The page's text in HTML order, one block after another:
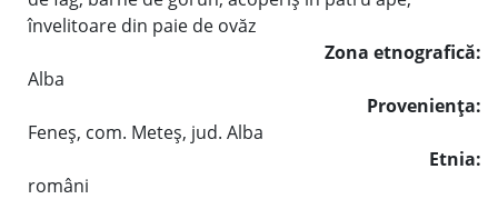
învelitoare din paie de ovăz
Zona etnografică:
Alba
Provenienţa:
Feneş, com. Meteş, jud. Alba
Etnia:
români